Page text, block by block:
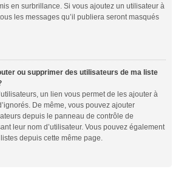
en surbrillance. Si vous ajoutez un utilisateur à
les messages qu’il publiera seront masqués
ou supprimer des utilisateurs de ma liste
un lien vous permet de les ajouter à
De même, vous pouvez ajouter
depuis le panneau de contrôle de
leur nom d’utilisateur. Vous pouvez également
depuis cette même page.